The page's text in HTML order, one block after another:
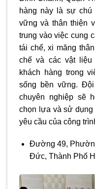
hàng này là sự chú
vững và thân thiện
trung vào việc cung
tái chế, xi măng
chế và các vật liệu
khách hàng trong
sống bền vững.
chuyên nghiệp sẽ
chọn lựa và sử
yêu cầu của công
Đường 49,
Đức, Thành Phố